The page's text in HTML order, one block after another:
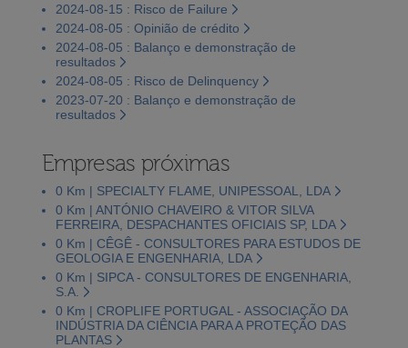
2024-08-15 : Risco de Failure
2024-08-05 : Opinião de crédito
2024-08-05 : Balanço e demonstração de
resultados
2024-08-05 : Risco de Delinquency
2023-07-20 : Balanço e demonstração de
resultados
Empresas próximas
0 Km | SPECIALTY FLAME, UNIPESSOAL, LDA
0 Km | ANTÓNIO CHAVEIRO & VITOR SILVA
FERREIRA, DESPACHANTES OFICIAIS SP, LDA
0 Km | CÊGÊ - CONSULTORES PARA ESTUDOS DE
GEOLOGIA E ENGENHARIA, LDA
0 Km | SIPCA - CONSULTORES DE ENGENHARIA,
S.A.
0 Km | CROPLIFE PORTUGAL - ASSOCIAÇÃO DA
INDÚSTRIA DA CIÊNCIA PARA A PROTEÇÃO DAS
PLANTAS